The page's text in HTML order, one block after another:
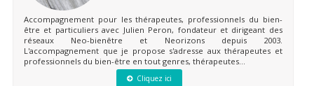
Accompagnement pour les thérapeutes, professionnels du bien-
être et particuliers avec Julien Peron, fondateur et dirigeant des
réseaux Neo-bienêtre et Neorizons depuis 2003.
L'accompagnement que je propose s'adresse aux thérapeutes et
professionnels du bien-être en tout genres, thérapeutes...
Cliquez ici